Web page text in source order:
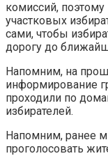
комиссий, поэтому
участковых
сами, чтобы
дорогу до
Напомним, на
информирование
проходили по
избирателей.
Напомним, ранее
проголосовать